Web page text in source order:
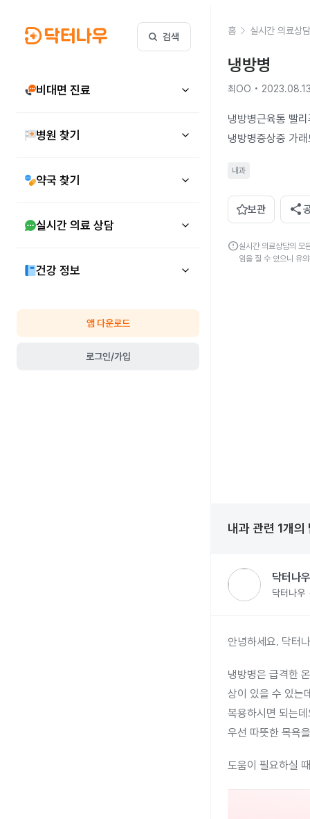
검색
비대면 진료
병원 찾기
약국 찾기
실시간 의료 상담
건강 정보
앱 다운로드
로그인/가입
홈 실시간 의료상담
냉방병
최OO •
냉방병근육통 빨
냉방병증상중 가
내과
보관 share
error실시간 의료상담의 모
임을 질 수 있으니 유
내과 관련 1개의
닥터나
닥터나우
안녕하세요. 닥터
냉방병은 급격한
상이 있을 수 있는
복용하시면 되는
우선 따뜻한 목욕
도움이 필요하실